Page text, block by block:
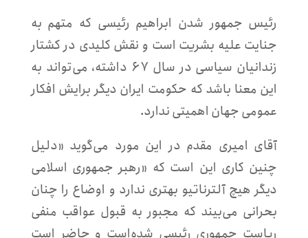
رئیس جمهور شدن ابراهیم رئیسی که متهم به
جنایت علیه بشریت است و نقش کلیدی در کشتار
زندانیان سیاسی در سال ۶۷ داشته، می‌تواند به
این معنا باشد که حکومت ایران دیگر برایش افکار
عمومی جهان اهمیتی ندارد.
آقای امیری مقدم در این مورد می‌گوید «دلیل
چنین کاری این است که «رهبر جمهوری اسلامی
دیگر هیچ آلترناتیو بهتری ندارد و اوضاع را چنان
بحرانی می‌بیند که مجبور به قبول عواقب منفی
ریاست جمهوری رئیسی شده‌است و حاضر است